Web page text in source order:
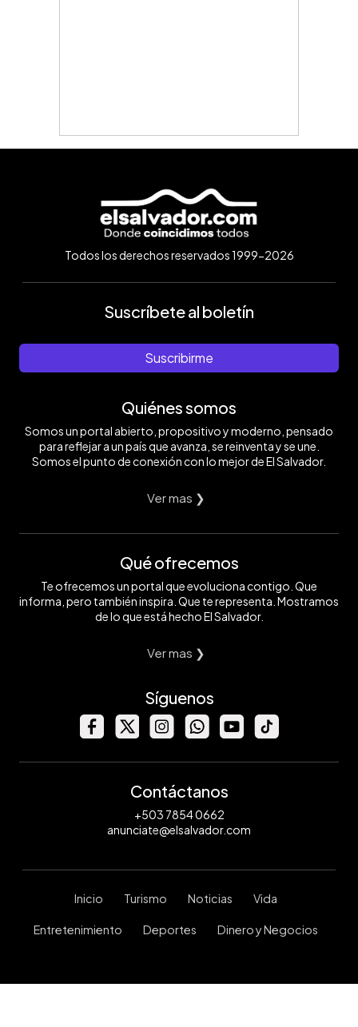
Todos los derechos reservados 1999-2026
Suscríbete al boletín
Suscribirme
Quiénes somos
Somos un portal abierto, propositivo y moderno, pensado
para reflejar a un país que avanza, se reinventa y se une.
Somos el punto de conexión con lo mejor de El Salvador.
Ver mas ❯
Qué ofrecemos
Te ofrecemos un portal que evoluciona contigo. Que
informa, pero también inspira. Que te representa. Mostramos
de lo que está hecho El Salvador.
Ver mas ❯
Síguenos
Contáctanos
+503 7854 0662
anunciate@elsalvador.com
Inicio Turismo Noticias Vida
Entretenimiento Deportes Dinero y Negocios